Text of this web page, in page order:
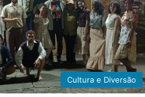
Cultura e Diversão